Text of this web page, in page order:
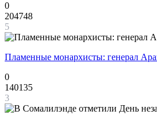
0
204748
5
Пламенные монархисты: генерал
0
140135
3